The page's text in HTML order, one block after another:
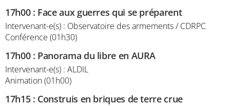
17h00: Face aux guerres qui se préparent
Intervenant-e(s) : Observatoire des armements / CDRPC
Conférence (01h30)
17h00: Panorama du libre en AURA
Intervenant-e(s) : ALDIL
Animation (01h00)
17h15: Construis en briques de terre crue